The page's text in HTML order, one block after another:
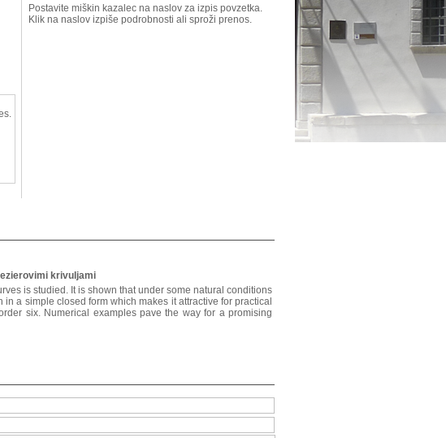
Postavite miškin kazalec na naslov za izpis povzetka.
Klik na naslov izpiše podrobnosti ali sproži prenos.
krivuljami
is studied. It is shown that under some natural conditions
a simple closed form which makes it attractive for practical
six. Numerical examples pave the way for a promising